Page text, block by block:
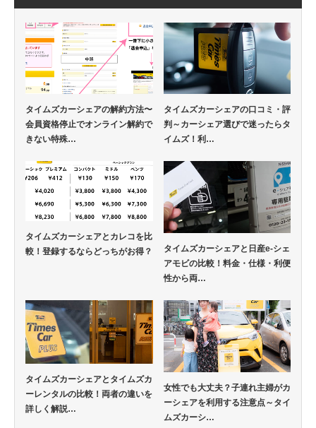
タイムズカーシェアの解約方法〜
会員資格停止でオンライン解約で
きない特殊…
タイムズカーシェアの口コミ・評
判～カーシェア選びで迷ったらタ
イムズ！利…
タイムズカーシェアとカレコを比
較！登録するならどっちがお得？
タイムズカーシェアと日産e-シェ
アモビの比較！料金・仕様・利便
性から両…
タイムズカーシェアとタイムズカ
ーレンタルの比較！両者の違いを
詳しく解説…
女性でも大丈夫？子連れ主婦がカ
ーシェアを利用する注意点～タイ
ムズカーシ…